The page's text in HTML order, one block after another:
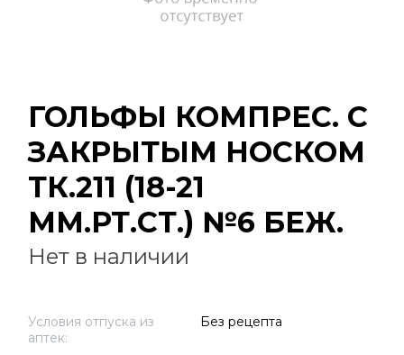
ГОЛЬФЫ КОМПРЕС. С
ЗАКРЫТЫМ НОСКОМ
ТК.211 (18-21
ММ.РТ.СТ.) №6 БЕЖ.
Нет в наличии
Условия отпуска из
аптек:
Без рецепта